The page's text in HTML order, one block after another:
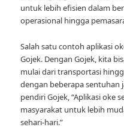
untuk lebih efisien dalam
operasional hingga
Salah satu contoh aplikasi
Gojek. Dengan Gojek, kita
mulai dari transportasi
dengan beberapa sentuhan
pendiri Gojek, “Aplikasi oke
masyarakat untuk lebih
sehari-hari.”